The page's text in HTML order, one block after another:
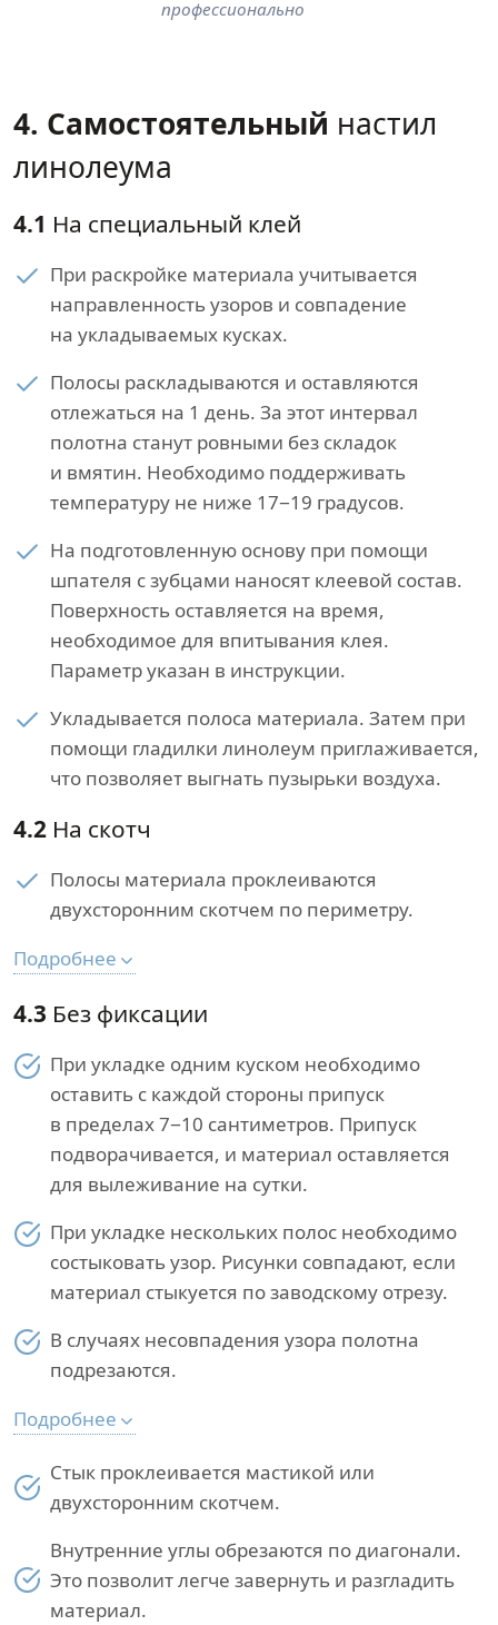
профессионально
4. Самостоятельный настил
линолеума
4.1 На специальный клей
При раскройке материала учитывается
направленность узоров и совпадение
на укладываемых кусках.
Полосы раскладываются и оставляются
отлежаться на 1 день. За этот интервал
полотна станут ровными без складок
и вмятин. Необходимо поддерживать
температуру не ниже 17−19 градусов.
На подготовленную основу при помощи
шпателя с зубцами наносят клеевой состав.
Поверхность оставляется на время,
необходимое для впитывания клея.
Параметр указан в инструкции.
Укладывается полоса материала. Затем при
помощи гладилки линолеум приглаживается,
что позволяет выгнать пузырьки воздуха.
4.2 На скотч
Полосы материала проклеиваются
двухсторонним скотчем по периметру.
Подробнее
4.3 Без фиксации
При укладке одним куском необходимо
оставить с каждой стороны припуск
в пределах 7−10 сантиметров. Припуск
подворачивается, и материал оставляется
для вылеживание на сутки.
При укладке нескольких полос необходимо
состыковать узор. Рисунки совпадают, если
материал стыкуется по заводскому отрезу.
В случаях несовпадения узора полотна
подрезаются.
Подробнее
Стык проклеивается мастикой или
двухсторонним скотчем.
Внутренние углы обрезаются по диагонали.
Это позволит легче завернуть и разгладить
материал.